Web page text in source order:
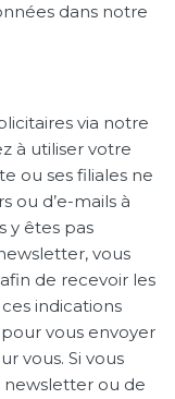
dans notre
via notre
à utiliser votre
ou ses filiales ne
ou d’e-mails à
y êtes pas
vous
de recevoir les
indications
vous envoyer
vous. Si vous
ou de